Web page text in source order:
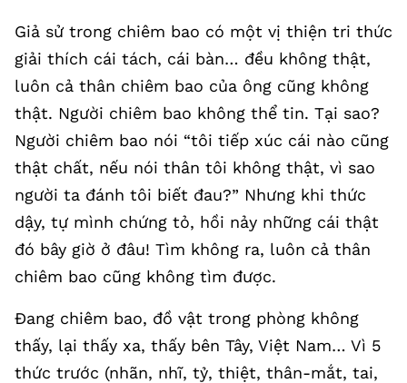
Giả sử trong chiêm bao có một vị thiện tri thức
giải thích cái tách, cái bàn… đều không thật,
luôn cả thân chiêm bao của ông cũng không
thật. Người chiêm bao không thể tin. Tại sao?
Người chiêm bao nói “tôi tiếp xúc cái nào cũng
thật chất, nếu nói thân tôi không thật, vì sao
người ta đánh tôi biết đau?” Nhưng khi thức
dậy, tự mình chứng tỏ, hồi nảy những cái thật
đó bây giờ ở đâu! Tìm không ra, luôn cả thân
chiêm bao cũng không tìm được.
Đang chiêm bao, đồ vật trong phòng không
thấy, lại thấy xa, thấy bên Tây, Việt Nam… Vì 5
thức trước (nhãn, nhĩ, tỷ, thiệt, thân-mắt, tai,